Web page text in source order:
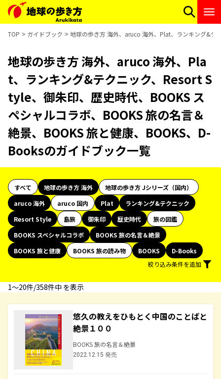
TOP ガイドブック 地球の歩き方 海外、aruco 海外、Plat、ランキング&テ
地球の歩き方 海外、aruco 海外、Pla
t、ランキング&テクニック、Resort S
tyle、御朱印、歴史時代、BOOKS ス
ペシャルコラボ、BOOKS 旅の名言＆
絶景、BOOKS 旅と健康、BOOKS、D-
Booksのガイドブック一覧
すべて 地球の歩き方 海外
地球の歩き方 Jシリーズ（国内）
aruco 海外
aruco 国内 Plat
ランキング&テクニック
Resort Style
島旅 御朱印 歴史時代
旅の図鑑
BOOKS スペシャルコラボ
BOOKS 旅の名言＆絶景
BOOKS 旅と健康
BOOKS 旅の読み物 BOOKS
D-Books
絞り込み条件を追加
1〜20件/358件中 を表示
悠久の教えをひもとく中国のことばと
絶景１００
BOOKS 旅の名言＆絶景
2022.12.15 発売